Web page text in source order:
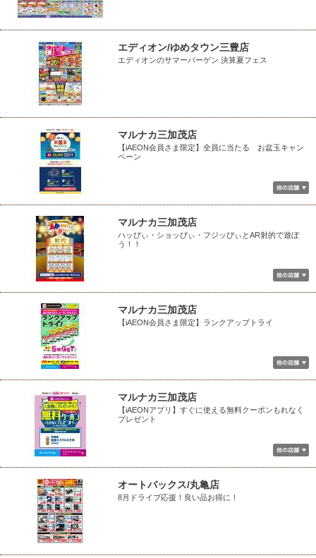
エディオン/ゆめタウン三豊店
エディオンのサマーバーゲン 決算夏フェス
マルナカ三加茂店
【iAEON会員さま限定】全員に当たる お盆玉キャン
ペーン
マルナカ三加茂店
ハッぴぃ・ショッぴぃ・フジッぴぃとAR射的で遊ぼ
う！！
マルナカ三加茂店
【iAEON会員さま限定】ランクアップトライ
マルナカ三加茂店
【iAEONアプリ】すぐに使える無料クーポンもれなく
プレゼント
オートバックス/丸亀店
8月ドライブ応援！良い品お得に！